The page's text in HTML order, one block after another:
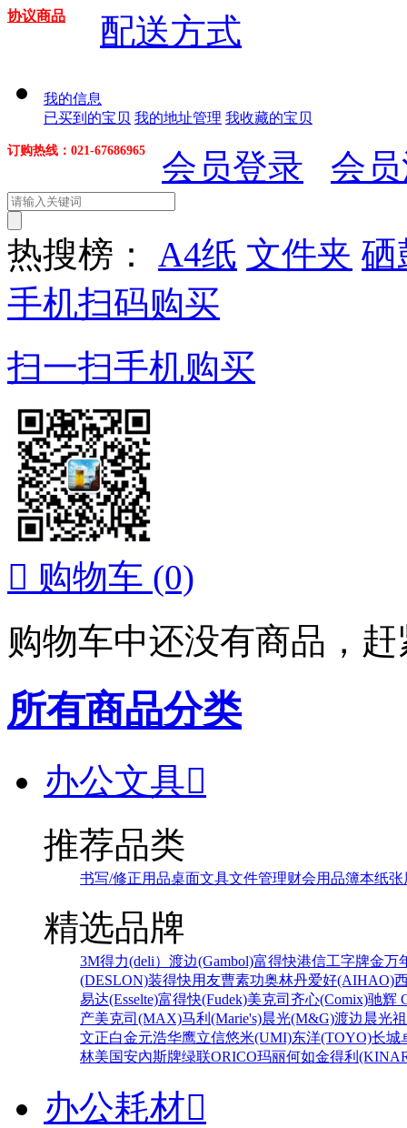
协议商品 配送方式
我的信息
已买到的宝贝 我的地址管理 我收藏的宝贝
订购热线：021-67686965 会员登录 会
热搜榜： A4纸 文件夹 硒
手机扫码购买
扫一扫手机购买
 购物车 (0)
购物车中还没有商品，
所有商品分类
办公文具
推荐品类
书写/修正用品桌面文具文件管理财会用品簿本纸张
精选品牌
3M得力(deli） 渡边(Gambol)富得快港信工字牌金万
(DESLON)装得快用友曹素功奥林丹爱好(AIHAO)
易达(Esselte)富得快(Fudek)美克司 齐心(Comix)驰辉
产美克司(MAX)马利(Marie's)晨光(M&G)渡边 晨光
文正白金元浩华鹰立信悠米(UMI)东洋(TOYO)长城
林美国安內斯牌绿联ORICO玛丽何如金得利
办公耗材